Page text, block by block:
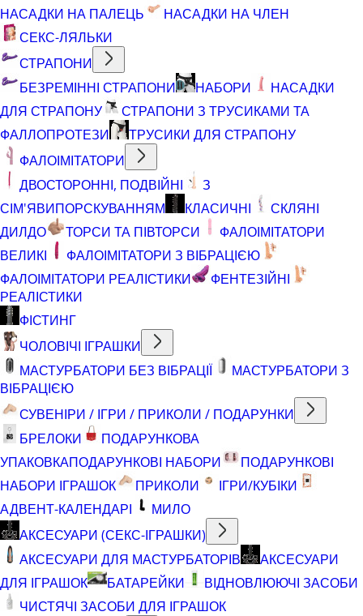
НАСАДКИ НА ПАЛЕЦЬ
НАСАДКИ НА ЧЛЕН
СЕКС-ЛЯЛЬКИ
СТРАПОНИ
БЕЗРЕМІННІ СТРАПОНИ
НАБОРИ
НАСАДКИ
ДЛЯ СТРАПОНУ
СТРАПОНИ З ТРУСИКАМИ ТА
ФАЛЛОПРОТЕЗИ
ТРУСИКИ ДЛЯ СТРАПОНУ
ФАЛОІМІТАТОРИ
ДВОСТОРОННІ, ПОДВІЙНІ
З
СІМ'ЯВИПОРСКУВАННЯМ
КЛАСИЧНІ
СКЛЯНІ
ДИЛДО
ТОРСИ ТА ПІВТОРСИ
ФАЛОІМІТАТОРИ
ВЕЛИКІ
ФАЛОІМІТАТОРИ З ВІБРАЦІЄЮ
ФАЛОІМІТАТОРИ РЕАЛІСТИКИ
ФЕНТЕЗІЙНІ
РЕАЛІСТИКИ
ФІСТИНГ
ЧОЛОВІЧІ ІГРАШКИ
МАСТУРБАТОРИ БЕЗ ВІБРАЦІЇ
МАСТУРБАТОРИ З
ВІБРАЦІЄЮ
СУВЕНІРИ / ІГРИ / ПРИКОЛИ / ПОДАРУНКИ
БРЕЛОКИ
ПОДАРУНКОВА
УПАКОВКАПОДАРУНКОВІ НАБОРИ
ПОДАРУНКОВІ
НАБОРИ ІГРАШОК
ПРИКОЛИ
ІГРИ/КУБІКИ
АДВЕНТ-КАЛЕНДАРІ
МИЛО
АКСЕСУАРИ (СЕКС-ІГРАШКИ)
АКСЕСУАРИ ДЛЯ МАСТУРБАТОРІВ
АКСЕСУАРИ
ДЛЯ ІГРАШОК
БАТАРЕЙКИ
ВІДНОВЛЮЮЧІ ЗАСОБИ
ЧИСТЯЧІ ЗАСОБИ ДЛЯ ІГРАШОК